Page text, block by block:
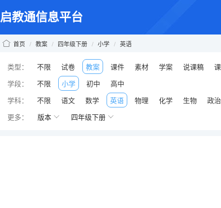
启教通信息平台
首页 / 教案 / 四年级下册 / 小学 / 英语
类型： 不限 试卷 教案 课件 素材 学案 说课稿
学段：
不限 小学 初中
高中
学科：
不限 语文 数学 英语 物理 化学 生物
政治
更多：
版本 四年级下册